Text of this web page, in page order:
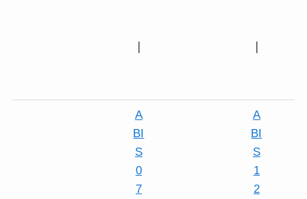
A
BI
S
0
7
A
BI
S
1
2